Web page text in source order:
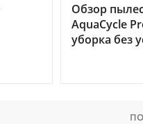
Обзор
AquaCycle
уборка без